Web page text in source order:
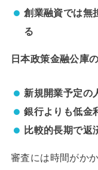
創業融資では無
る
日本政策金融公庫
新規開業予定の
銀行よりも低金
比較的長期で返
審査には時間がか